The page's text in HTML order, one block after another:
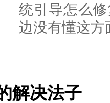
统引导怎么
边没有懂这方
解决法子